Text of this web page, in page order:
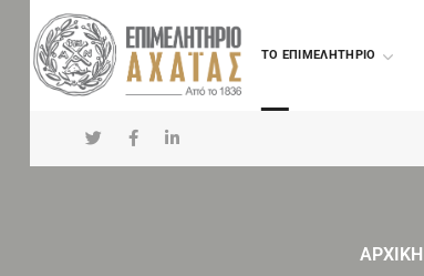
TO ΕΠΙΜΕΛΗΤΗΡΙΟ
ΑΡΧΙΚΗ